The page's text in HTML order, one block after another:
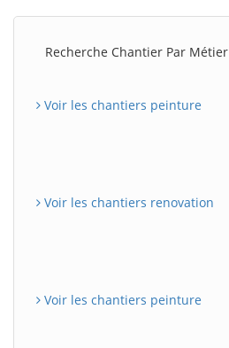
Recherche Chantier Par Métier
Voir les chantiers peinture
Voir les chantiers renovation
Voir les chantiers peinture